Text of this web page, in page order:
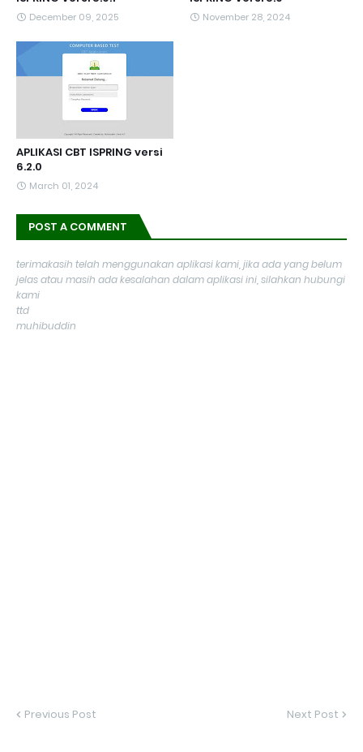
December 09, 2025 November 28, 2024
APLIKASI CBT ISPRING versi
6.2.0
March 01, 2024
POST A COMMENT
terimakasih telah menggunakan aplikasi kami, jika ada yang belum
jelas atau masih ada kesalahan dalam aplikasi ini, silahkan hubungi
kami
ttd
muhibuddin
Previous Post Next Post